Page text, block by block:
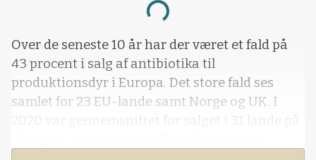
Loading...
Over de seneste 10 år har der været et fald på
43 procent i salg af antibiotika til
produktionsdyr i Europa. Det store fald ses
samlet for 23 EU-lande samt Norge og UK. I
2020 var gennemsnittet for salget i 31 lande på